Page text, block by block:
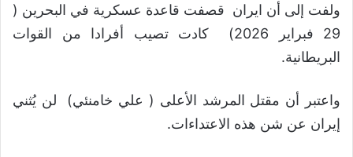
ولفت إلى أن ايران قصفت قاعدة عسكرية في البحرين (
29 فبراير 2026) كادت تصيب أفرادا من القوات
البريطانية.
واعتبر أن مقتل المرشد الأعلى ( علي خامنئي) لن يُثني
إيران عن شن هذه الاعتداءات.